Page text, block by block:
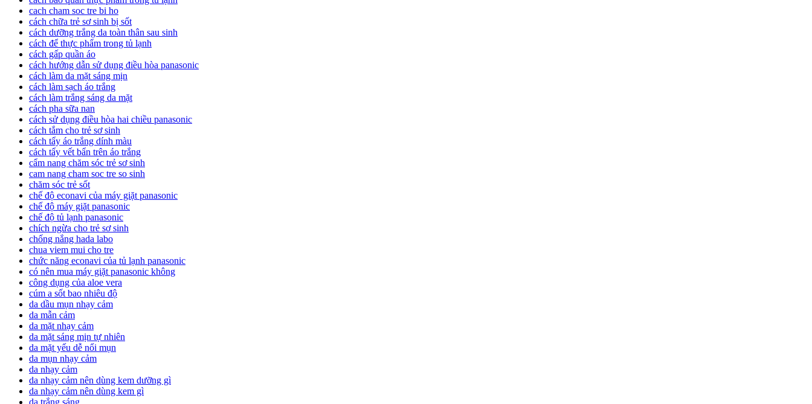
cach cham soc tre bi ho
cách chữa trẻ sơ sinh bị sốt
cách dưỡng trắng da toàn thân sau sinh
cách để thực phẩm trong tủ lạnh
cách gấp quần áo
cách hướng dẫn sử dụng điều hòa panasonic
cách làm da mặt sáng mịn
cách làm sạch áo trắng
cách làm trắng sáng da mặt
cách pha sữa nan
cách sử dụng điều hòa hai chiều panasonic
cách tắm cho trẻ sơ sinh
cách tẩy áo trắng dính màu
cách tẩy vết bẩn trên áo trắng
cẩm nang chăm sóc trẻ sơ sinh
cam nang cham soc tre so sinh
chăm sóc trẻ sốt
chế độ econavi của máy giặt panasonic
chế độ máy giặt panasonic
chế độ tủ lạnh panasonic
chích ngừa cho trẻ sơ sinh
chống nắng hada labo
chua viem mui cho tre
chức năng econavi của tủ lạnh panasonic
có nên mua máy giặt panasonic không
công dụng của aloe vera
cúm a sốt bao nhiêu độ
da dầu mụn nhạy cảm
da mẫn cảm
da mặt nhạy cảm
da mặt sáng mịn tự nhiên
da mặt yếu dễ nổi mụn
da mụn nhạy cảm
da nhạy cảm
da nhạy cảm nên dùng kem dưỡng gì
da nhạy cảm nên dùng kem gì